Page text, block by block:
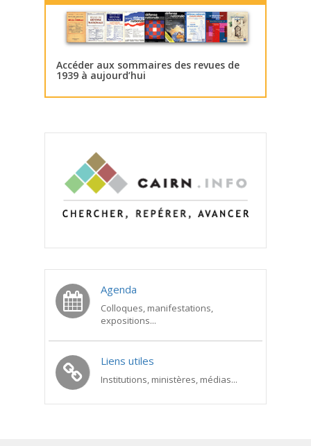
Accéder aux sommaires des revues de
1939 à aujourd’hui
Agenda
Colloques, manifestations,
expositions...
Liens utiles
Institutions, ministères, médias...